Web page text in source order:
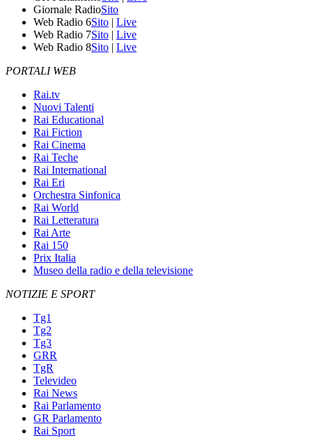
Giornale RadioSito
Web Radio 6Sito | Live
Web Radio 7Sito | Live
Web Radio 8Sito | Live
PORTALI WEB
Rai.tv
Nuovi Talenti
Rai Educational
Rai Fiction
Rai Cinema
Rai Teche
Rai International
Rai Eri
Orchestra Sinfonica
Rai World
Rai Letteratura
Rai Arte
Rai 150
Prix Italia
Museo della radio e della televisione
NOTIZIE E SPORT
Tg1
Tg2
Tg3
GRR
TgR
Televideo
Rai News
Rai Parlamento
GR Parlamento
Rai Sport